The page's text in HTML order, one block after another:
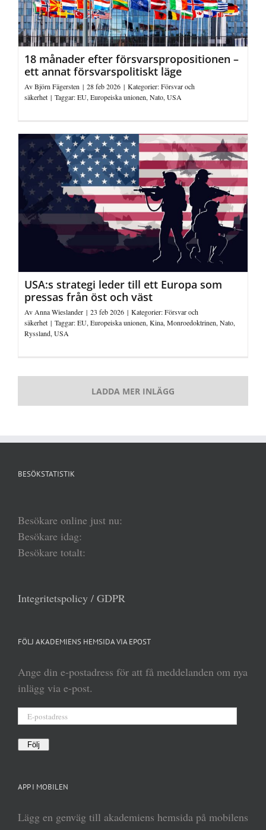
18 månader efter försvarspropositionen –
ett annat försvarspolitiskt läge
AvBjörn Fägersten | 28 feb 2026 | Kategorier:Försvar och
säkerhet | Taggar:EU, Europeiska unionen, Nato, USA
USA:s strategi leder till ett Europa som
pressas från öst och väst
Av Anna Wieslander | 23 feb 2026 | Kategorier:Försvar och
säkerhet | Taggar:EU, Europeiska unionen, Kina, Monroedoktrinen, Nato,
Ryssland, USA
LADDA MER INLÄGG
BESÖKSTATISTIK
Besökare online just nu:
Besökare idag:
Besökare totalt:
Integritetspolicy / GDPR
FÖLJ AKADEMIENS HEMSIDA VIA EPOST
Ange din e-postadress för att få meddelanden om nya
inlägg via e-post.
Följ
APP I MOBILEN
Lägg en genväg till akademiens hemsida på mobilens